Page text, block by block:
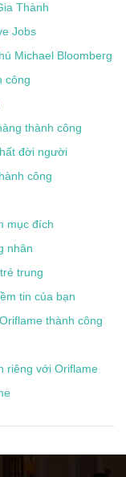
Thành
Jobs
Michael Bloomberg
công
thành công
đời người
công
mục đích
nhân
trung
tin của bạn
thành công
riêng với Oriflame